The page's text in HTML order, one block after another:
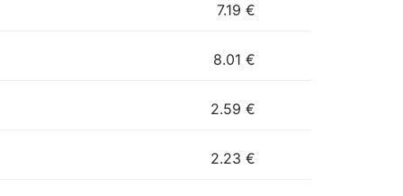
7.19 €
8.01 €
2.59 €
2.23 €